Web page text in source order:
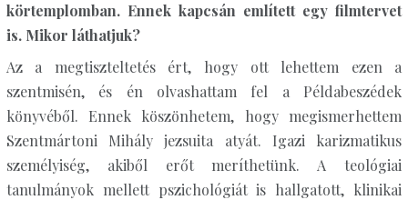
körtemplomban. Ennek kapcsán említett egy filmtervet
is. Mikor láthatjuk?
Az a megtiszteltetés ért, hogy ott lehettem ezen a
szentmisén, és én olvashattam fel a Példabeszédek
könyvéből. Ennek köszönhetem, hogy megismerhettem
Szentmártoni Mihály jezsuita atyát. Igazi karizmatikus
személyiség, akiből erőt meríthetünk. A teológiai
tanulmányok mellett pszichológiát is hallgatott, klinikai